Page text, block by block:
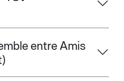
entre Amis